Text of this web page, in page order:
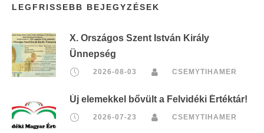
LEGFRISSEBB BEJEGYZÉSEK
X. Országos Szent István Király
Ünnepség
2026-08-03 CSEMYTIHAMER
Új elemekkel bővült a Felvidéki Értéktár!
2026-07-23 CSEMYTIHAMER